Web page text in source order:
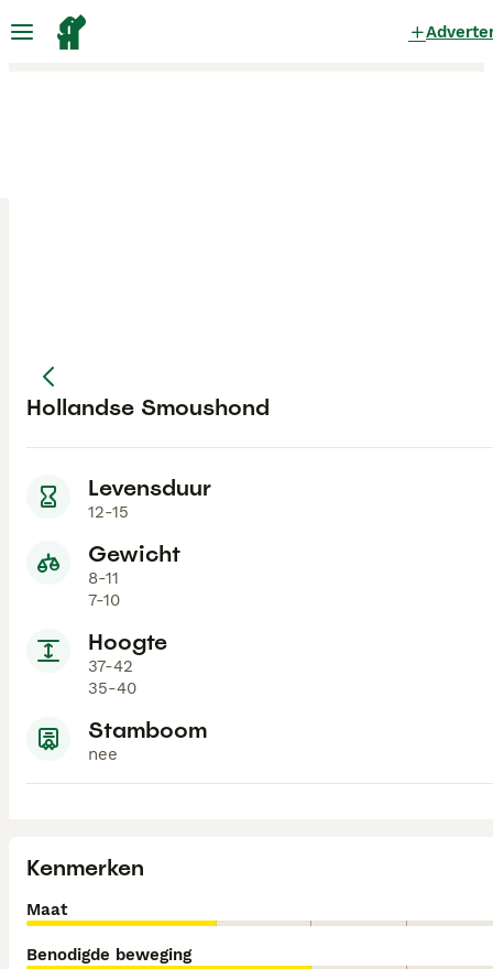
Hollandse Smoushond
Levensduur
12-15
Gewicht
8-11
7-10
Hoogte
37-42
35-40
Stamboom
nee
Kenmerken
Maat
Benodigde beweging